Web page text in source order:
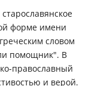
форме имени
словом
помощник". В
православный
и верой.